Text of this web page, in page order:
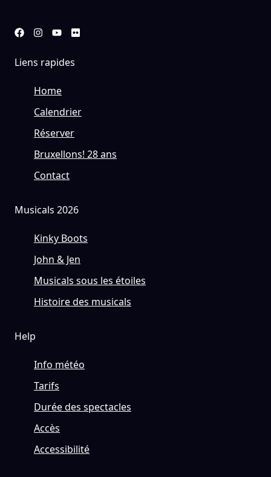
Liens rapides
Home
Calendrier
Réserver
Bruxellons! 28 ans
Contact
Musicals 2026
Kinky Boots
John & Jen
Musicals sous les étoiles
Histoire des musicals
Help
Info météo
Tarifs
Durée des spectacles
Accès
Accessibilité